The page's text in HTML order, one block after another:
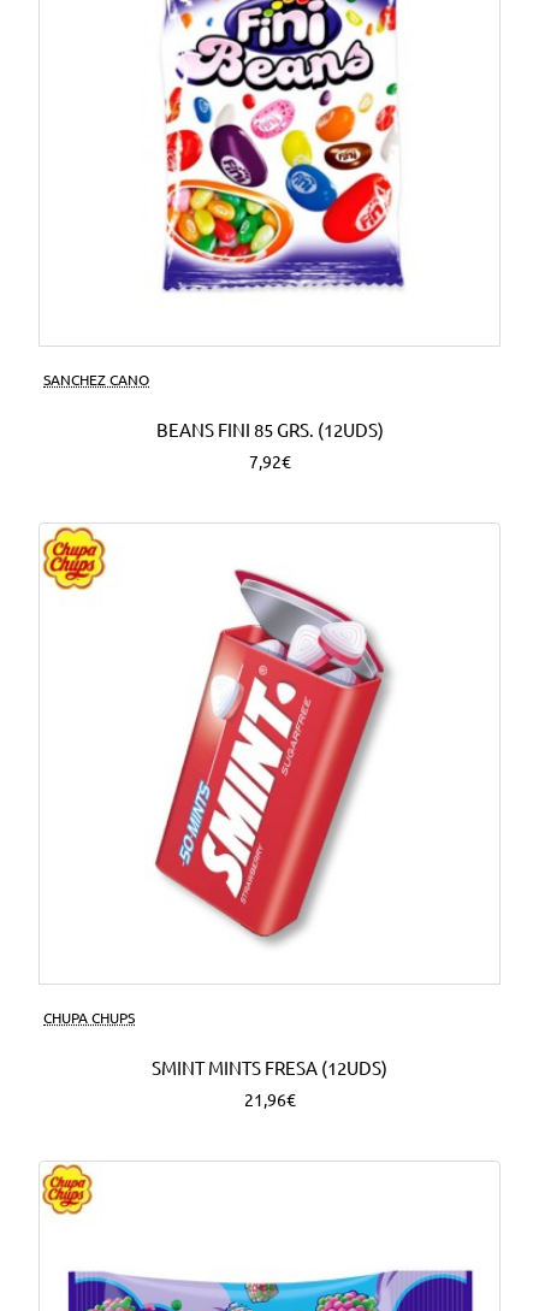
SANCHEZ CANO
BEANS FINI 85 GRS. (12UDS)
7,92€
CHUPA CHUPS
SMINT MINTS FRESA (12UDS)
21,96€